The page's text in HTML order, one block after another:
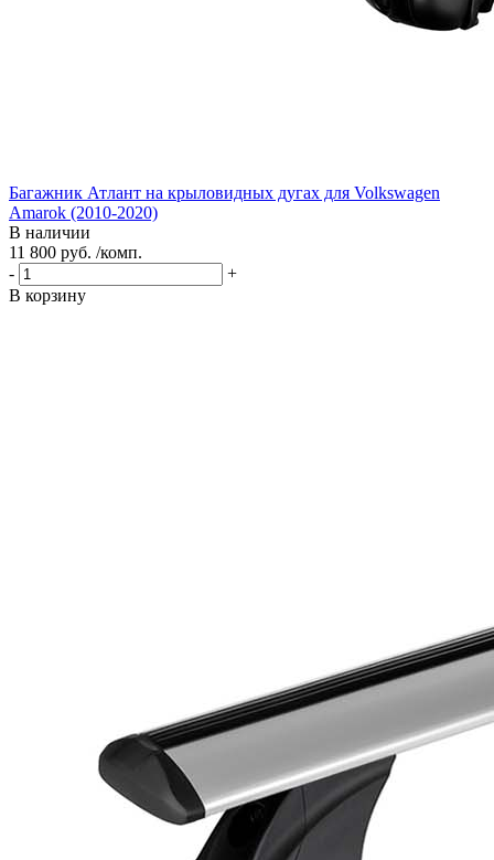
Багажник Атлант на крыловидных дугах для Volkswagen
Amarok (2010-2020)
В наличии
11 800 руб. /комп.
-
+
В корзину